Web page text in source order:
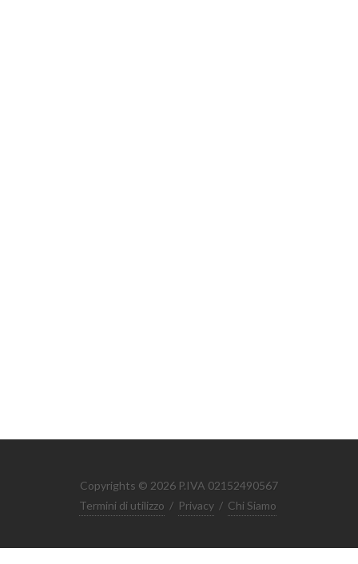
Copyrights © 2026 P.IVA 02152490567
Termini di utilizzo / Privacy / Chi Siamo